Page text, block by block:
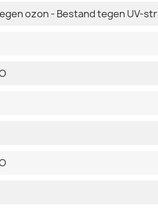
ozon - Bestand tegen UV-